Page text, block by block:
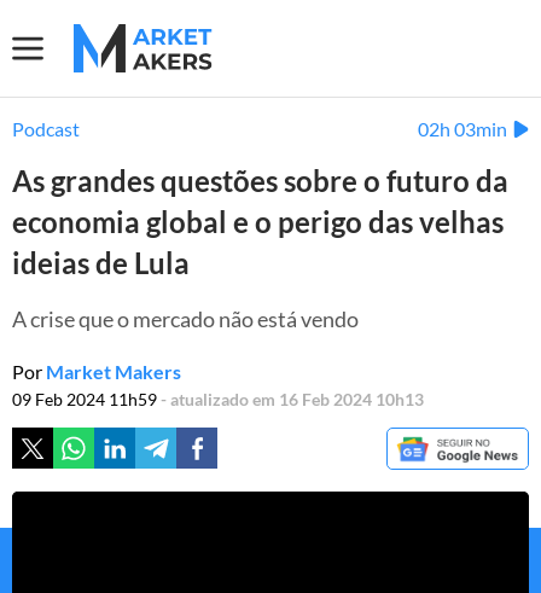
Podcast 02h 03min
As grandes questões sobre o futuro da
economia global e o perigo das velhas
ideias de Lula
A crise que o mercado não está vendo
Por Market Makers
09 Feb 2024 11h59- atualizado em 16 Feb 2024 10h13